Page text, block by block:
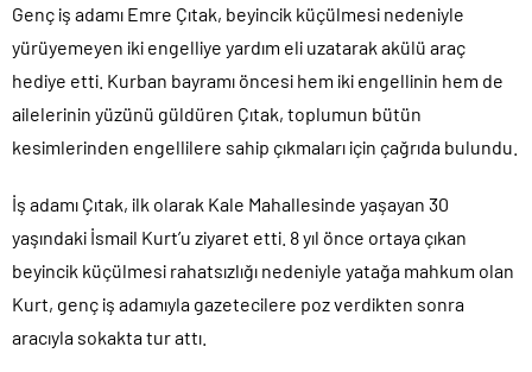
Genç iş adamı Emre Çıtak, beyincik küçülmesi nedeniyle
yürüyemeyen iki engelliye yardım eli uzatarak akülü araç
hediye etti. Kurban bayramı öncesi hem iki engellinin hem de
ailelerinin yüzünü güldüren Çıtak, toplumun bütün
kesimlerinden engellilere sahip çıkmaları için çağrıda bulundu.
İş adamı Çıtak, ilk olarak Kale Mahallesinde yaşayan 30
yaşındaki İsmail Kurt’u ziyaret etti. 8 yıl önce ortaya çıkan
beyincik küçülmesi rahatsızlığı nedeniyle yatağa mahkum olan
Kurt, genç iş adamıyla gazetecilere poz verdikten sonra
aracıyla sokakta tur attı.